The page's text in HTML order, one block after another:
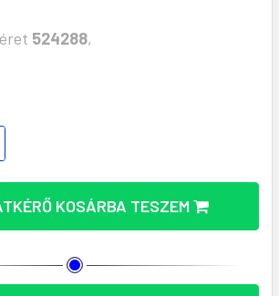
524288,
IDŐJÁRÁS ÁLLOMÁS -
ÖKOLÓGIAI IDŐJÁRÁS
KOSÁRBA TESZEM